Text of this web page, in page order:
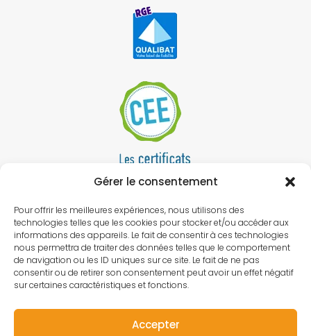
Gérer le consentement
Pour offrir les meilleures expériences, nous utilisons des
technologies telles que les cookies pour stocker et/ou accéder aux
informations des appareils. Le fait de consentir à ces technologies
nous permettra de traiter des données telles que le comportement
de navigation ou les ID uniques sur ce site. Le fait de ne pas
consentir ou de retirer son consentement peut avoir un effet négatif
sur certaines caractéristiques et fonctions.
Accepter